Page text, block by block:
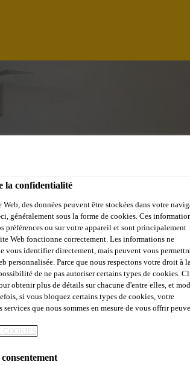
(
la confidentialité
des données peuvent être stockées dans votre
généralement sous la forme de cookies. Ces
préférences ou sur votre appareil et sont principalement
Web fonctionne correctement. Les informations ne
vous identifier directement, mais peuvent vous
personnalisée. Parce que nous respectons votre droit à
de ne pas autoriser certains types de cookies.
obtenir plus de détails sur chacune d'entre elles, et
si vous bloquez certains types de cookies, votre
que nous sommes en mesure de vous offrir
COOKIES